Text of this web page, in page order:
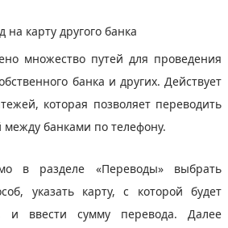
на карту другого банка
множество путей для проведения
банка и других. Действует
которая позволяет переводить
между банками по телефону.
в разделе «Переводы» выбрать
указать карту, с которой будет
и ввести сумму перевода. Далее